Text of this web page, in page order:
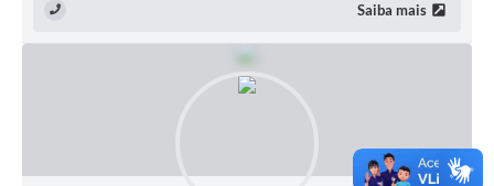
Saiba mais